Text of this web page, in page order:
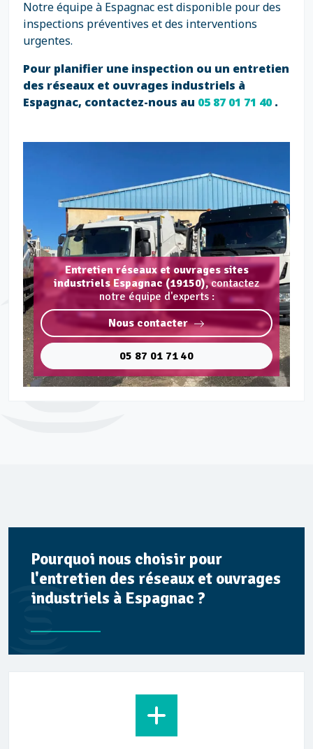
Notre équipe à Espagnac est disponible pour des
inspections préventives et des interventions
urgentes.
Pour planifier une inspection ou un entretien
des réseaux et ouvrages industriels à
Espagnac, contactez-nous au 05 87 01 71 40.
Entretien réseaux et ouvrages sites
industriels Espagnac (19150),contactez
notre équipe d'experts :
Nous contacter
05 87 01 71 40
Pourquoi nous choisir pour
l'entretien des réseaux et ouvrages
industriels à Espagnac ?